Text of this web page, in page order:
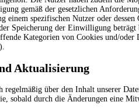
gemäß der gesetzlichen
einem spezifischen Nutzer oder
Speicherung der Einwilligung
Kategorien von Cookies und/oder
Aktualisierung
regelmäßig über den Inhalt unserer
sobald durch die Änderungen eine